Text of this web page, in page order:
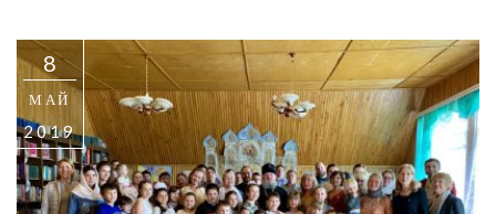
8
МАЙ
2019